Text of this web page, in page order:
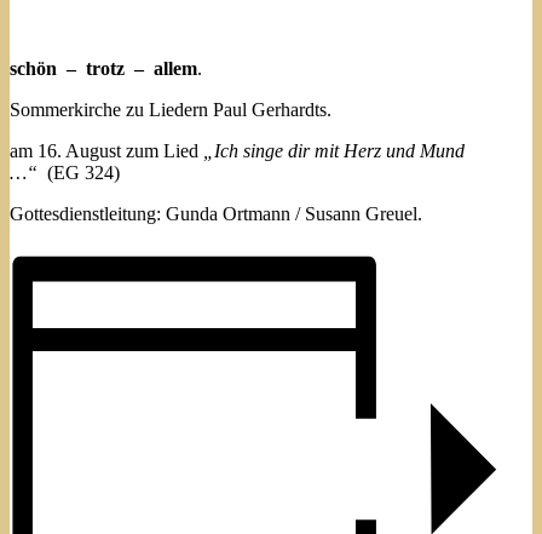
schön – trotz – allem.
Sommerkirche zu Liedern Paul Gerhardts.
am 16. August zum Lied
„Ich singe dir mit Herz und Mund
…“ (EG 324)
Gottesdienstleitung: Gunda Ortmann / Susann Greuel.